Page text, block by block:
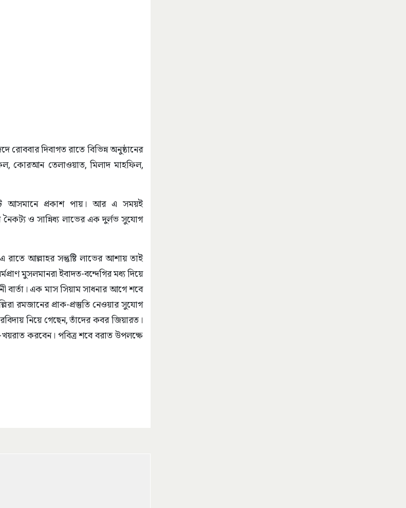
দিবাগত রাতে বিভিন্ন অনুষ্ঠানের
কোরআন তেলাওয়াত, মিলাদ মাহফিল,
আসমানে প্রকাশ পায়। আর এ সময়ই
নৈকট্য ও সান্নিধ্য লাভের এক দুর্লভ সুযোগ
রাতে আল্লাহর সন্তুষ্টি লাভের আশায় তাই
মুসলমানরা ইবাদত-বন্দেগির মধ্য দিয়ে
বার্তা। এক মাস সিয়াম সাধনার আগে শবে
রমজানের প্রাক-প্রস্তুতি নেওয়ার সুযোগ
নিয়ে গেছেন, তাঁদের কবর জিয়ারত।
করবেন। পবিত্র শবে বরাত উপলক্ষে